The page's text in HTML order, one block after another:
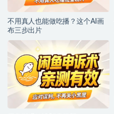
不用真人也能做吃播？这个AI画
布三步出片